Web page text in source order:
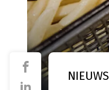
NIEUWS